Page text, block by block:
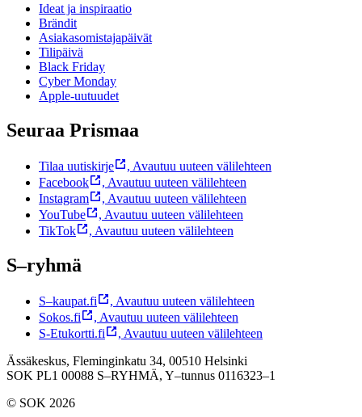
Ideat ja inspiraatio
Brändit
Asiakasomistajapäivät
Tilipäivä
Black Friday
Cyber Monday
Apple-uutuudet
Seuraa Prismaa
Tilaa uutiskirje , Avautuu uuteen välilehteen
Facebook
, Avautuu uuteen välilehteen
Instagram
, Avautuu uuteen välilehteen
YouTube
, Avautuu uuteen välilehteen
TikTok
, Avautuu uuteen välilehteen
S–ryhmä
S–kaupat.fi , Avautuu uuteen välilehteen
Sokos.fi
, Avautuu uuteen välilehteen
S-Etukortti.fi
, Avautuu uuteen välilehteen
Ässäkeskus, Fleminginkatu 34, 00510 Helsinki
SOK PL1 00088 S–RYHMÄ, Y–tunnus 0116323–1
© SOK 2026